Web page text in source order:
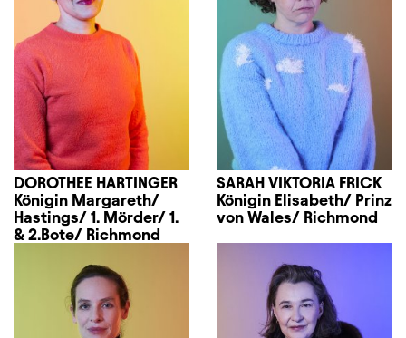
DOROTHEE HARTINGER
Königin Margareth/
Hastings/ 1. Mörder/ 1.
& 2.Bote/ Richmond
SARAH VIKTORIA FRICK
Königin Elisabeth/ Prinz
von Wales/ Richmond